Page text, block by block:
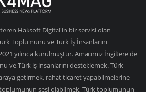
Haksoft Digital'in bir servisi olan
Toplumunu ve Türk İş İnsanlarını
yılında kurulmuştur. Amacımız İngiltere'de
ve Türk iş insanlarını desteklemek. Türk-
getirmek, rahat ticaret yapabilmelerine
sesi olabilmek, Türk toplumunun